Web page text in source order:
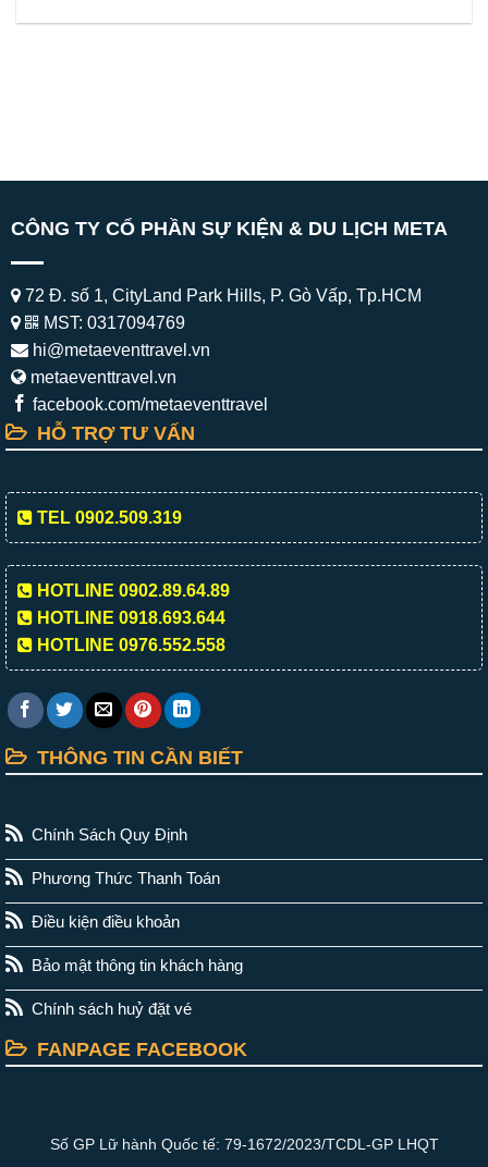
CÔNG TY CỔ PHẦN SỰ KIỆN & DU LỊCH META
72 Đ. số 1, CityLand Park Hills, P. Gò Vấp, Tp.HCM
MST: 0317094769
hi@metaeventtravel.vn
metaeventtravel.vn
facebook.com/metaeventtravel
HỖ TRỢ TƯ VẤN
TEL 0902.509.319
HOTLINE 0902.89.64.89
HOTLINE 0918.693.644
HOTLINE 0976.552.558
THÔNG TIN CẦN BIẾT
Chính Sách Quy Định
Phương Thức Thanh Toán
Điều kiện điều khoản
Bảo mật thông tin khách hàng
Chính sách huỷ đặt vé
FANPAGE FACEBOOK
Số GP Lữ hành Quốc tế: 79-1672/2023/TCDL-GP LHQT